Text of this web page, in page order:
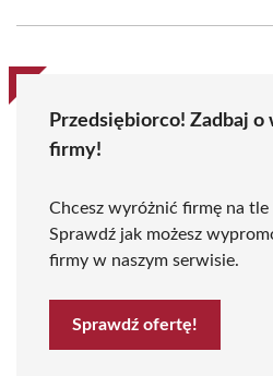
Przedsiębiorco! Zadbaj o
firmy!
Chcesz wyróżnić firmę na
Sprawdź jak możesz
firmy w naszym serwisie.
Sprawdź ofertę!